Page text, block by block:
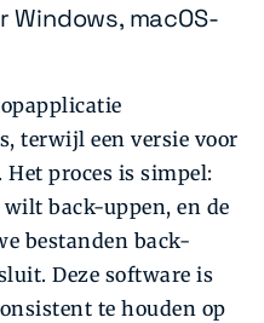
macOS-
terwijl een versie voor
proces is simpel:
wilt back-uppen, en de
bestanden back-
Deze software is
te houden op